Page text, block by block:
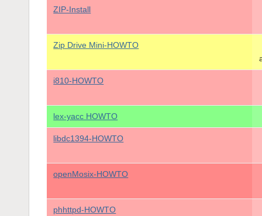
ZIP-Install
Zip Drive Mini-HOWTO
i810-HOWTO
lex-yacc HOWTO
libdc1394-HOWTO
openMosix-HOWTO
phhttpd-HOWTO